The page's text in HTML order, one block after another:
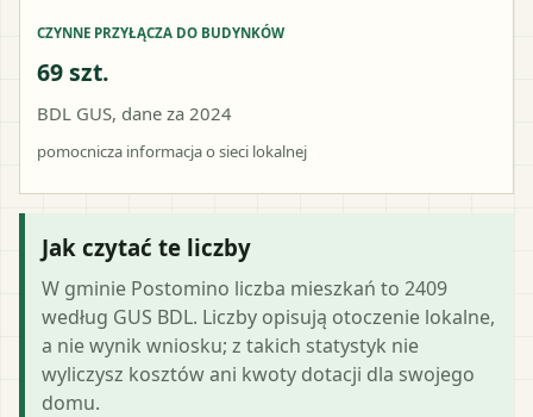
CZYNNE PRZYŁĄCZA DO BUDYNKÓW
69 szt.
BDL GUS, dane za 2024
pomocnicza informacja o sieci lokalnej
Jak czytać te liczby
W gminie Postomino liczba mieszkań to 2409
według GUS BDL. Liczby opisują otoczenie lokalne,
a nie wynik wniosku; z takich statystyk nie
wyliczysz kosztów ani kwoty dotacji dla swojego
domu.